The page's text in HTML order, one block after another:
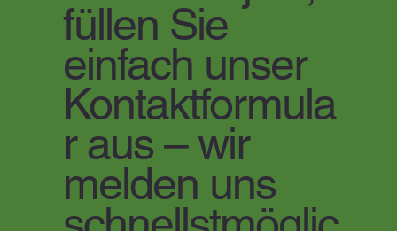
füllen Sie
einfach unser
Kontaktformula
r aus – wir
melden uns